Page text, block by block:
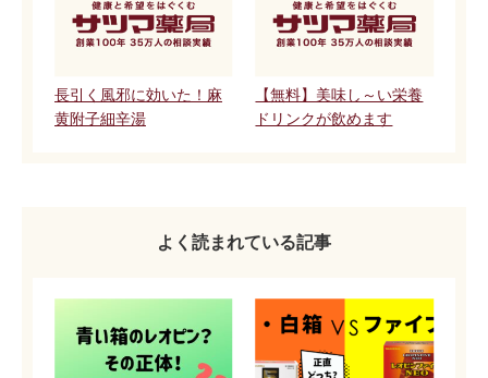
長引く風邪に効いた！麻
黄附子細辛湯
【無料】美味し～い栄養
ドリンクが飲めます
よく読まれている記事